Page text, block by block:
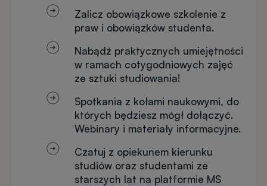
Zalicz obowiązkowe szkolenie z
praw i obowiązków studenta.
Nabądź praktycznych umiejętności
w ramach cotygodniowych zajęć
ze sztuki studiowania!
Spotkania z kołami naukowymi, do
których będziesz mógł dołączyć.
Webinary i materiały informacyjne.
Czatuj z opiekunem kierunku
studiów oraz studentami ze
starszych lat na platformie MS